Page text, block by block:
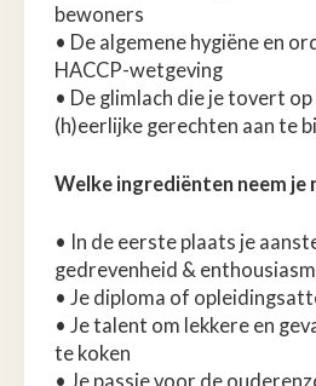
bewoners
• De algemene hygiëne en
HACCP-wetgeving
• De glimlach die je tovert
(h)eerlijke gerechten aan te
Welke ingrediënten neem je
• In de eerste plaats je
gedrevenheid &
• Je diploma of
• Je talent om lekkere en
te koken
• Je passie voor de